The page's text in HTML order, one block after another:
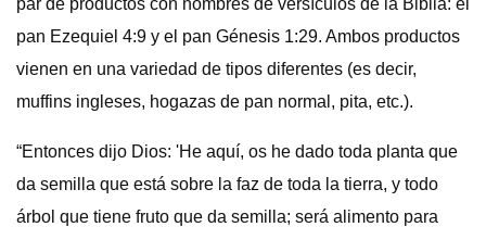
par de productos con nombres de versículos de la Biblia: el
pan Ezequiel 4:9 y el pan Génesis 1:29. Ambos productos
vienen en una variedad de tipos diferentes (es decir,
muffins ingleses, hogazas de pan normal, pita, etc.).
“Entonces dijo Dios: 'He aquí, os he dado toda planta que
da semilla que está sobre la faz de toda la tierra, y todo
árbol que tiene fruto que da semilla; será alimento para